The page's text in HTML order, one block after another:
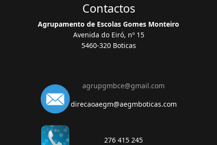
Contactos
Agrupamento de Escolas Gomes Monteiro
Avenida do Eiró, nº 15
5460-320 Boticas
agrupgmbce@gmail.com
direcaoaegm@aegmboticas.com
276 415 245